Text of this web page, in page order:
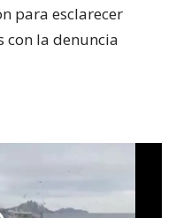
para esclarecer
con la denuncia